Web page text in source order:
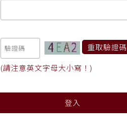
重取驗證碼
(請注意英文字母大小寫！)